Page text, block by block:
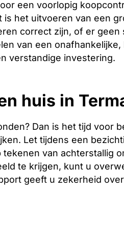
een voorlopig
het uitvoeren van een
correct zijn, of er geen
van een onafhankelijke,
verstandige investering.
huis in
Dan is het tijd voor
Let tijdens een
van achterstallig
te krijgen, kunt u
geeft u zekerheid